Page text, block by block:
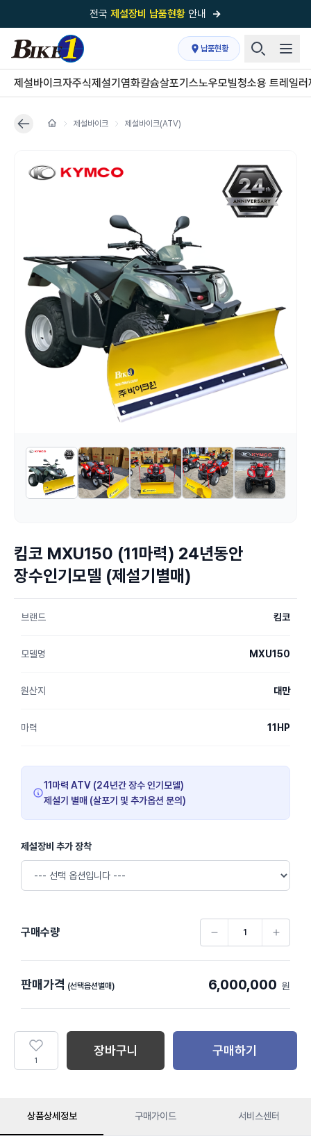
전국 제설장비 납품현황 안내 →
국내 1위 제설장비 제작 전문업체 (주)바이크원
제설 현장의 정답!다목적 차량의 표준!
전국제설장비 납품현황안내→
'국내 유일'의 특허 제설 시스템
납품현황
제설바이크자주식제설기 염화칼슘살포기 스노우모빌청소용 트레일러
제설바이크 제설바이크(ATV)
킴코 MXU150 (11마력) 24년동안
장수인기모델 (제설기별매)
브랜드 킴코
모델명 MXU150
원산지 대만
마력 11HP
11마력 ATV (24년간 장수 인기모델)
제설기 별매 (살포기 및 추가옵션 문의)
제설장비 추가 장착
구매수량
판매가격 (선택옵션별매) 6,000,000 원
1
장바구니 구매하기
상품상세정보 구매가이드 서비스센터